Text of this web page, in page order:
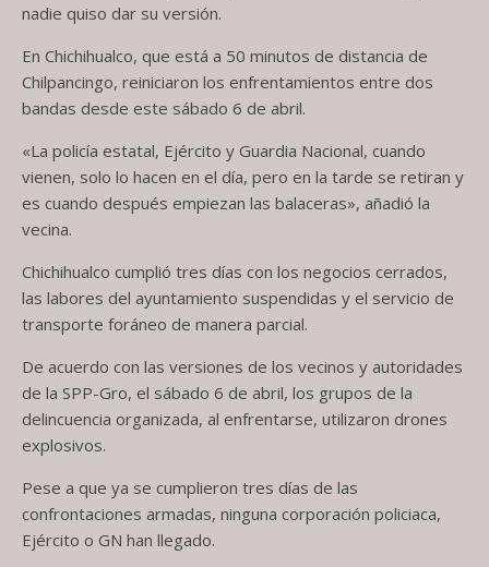
nadie quiso dar su versión.
En Chichihualco, que está a 50 minutos de distancia de
Chilpancingo, reiniciaron los enfrentamientos entre dos
bandas desde este sábado 6 de abril.
«La policía estatal, Ejército y Guardia Nacional, cuando
vienen, solo lo hacen en el día, pero en la tarde se retiran y
es cuando después empiezan las balaceras», añadió la
vecina.
Chichihualco cumplió tres días con los negocios cerrados,
las labores del ayuntamiento suspendidas y el servicio de
transporte foráneo de manera parcial.
De acuerdo con las versiones de los vecinos y autoridades
de la SPP-Gro, el sábado 6 de abril, los grupos de la
delincuencia organizada, al enfrentarse, utilizaron drones
explosivos.
Pese a que ya se cumplieron tres días de las
confrontaciones armadas, ninguna corporación policiaca,
Ejército o GN han llegado.